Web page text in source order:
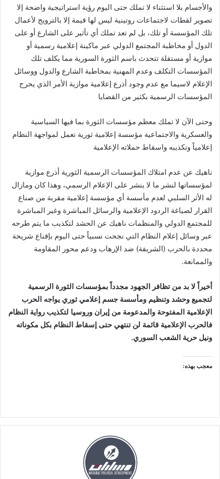
والأجسام بلا استثناء لا تملك حتى اليوم رؤية استراتيجية واضحة إلا
تصوير لقطات لاجتماعات روتينية ليس لها قيمة إلا بالترويج لأعمال
تلك المؤسسة أو تلك، بل لم تعد تملك أي تأثير على الشارع أو على
الدول أو مخاطبة المجتمع الدولي عبر ماكينة إعلامية رسمية أو
موازية أو مستقلة تتحدث باسم الثورة السورية مما يكلف تلك
المؤسسات التكلف وعدم المهنية بمخاطبة الشارع والدول ووسائل
الإعلام لاسيما مع عدم وجود أذرع إعلامية موازية الأمر الذي يحرج
المؤسسات الرسمية بكثير من القضايا
وحتى الآن لا تملك معظم مؤسسات الثورة بما فيها السياسية
والعسكرية والاجتماعية مؤسسة إعلامية ثورية تعمل لمواجهة النظام
إعلامياً وتكذيبه واسقاط حملاته الإعلامية
ناهيك عن عدم امتلاك المؤسسات الرسمية الثورية أذرع موازية
لمؤسساتها لنشر ما لا ينشر على الإعلام الرسمي، وهذا كان ومازال
له الأثر السلبي لعدم مأسسة أي مؤسسة إعلامية مقربة من صناع
القرار لصياغة الردود الإعلامية والرسائل المباشرة وغير المباشرة
للمجتمع الدولي والمنظمات ناهيك عن الحشد لتكذيب ما يتم طرحه
عبر وسائل إعلام النظام التي نجحت نسبياً حتى اليوم بإقناع شريحة
محددة بالحرب (الشريفة) ضد الإرهاب ودعم محور المقاومة
والممانعة.
أخيراً لا بد من تظافر الجهود مجدداً بمؤسسات الثورة الرسمية
لتجميع وحشد وتنظيم ومأسسة جسم إعلامي ثوري يواجه الحرب
الإعلامية المفتوحة والمدعومة من إيران وروسيا لتكذيب رواية النظام
فالحرب الإعلامية قائمة لن تنتهي حتى إسقاط النظام بكل مكوناته
ونيل حرية الشعب السوري.
معجب بهذه: